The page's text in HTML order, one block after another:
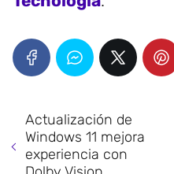
Actualización de
Windows 11 mejora
experiencia con